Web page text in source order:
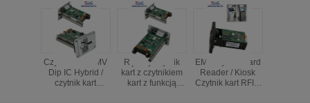
Czytnik kart EMV
Dip IC Hybrid /
czytnik kart
Ręczny czytnik
kart z czytnikiem
kart z funkcją
EMV Hybrid Card
Reader / Kiosk
Czytnik kart RFID